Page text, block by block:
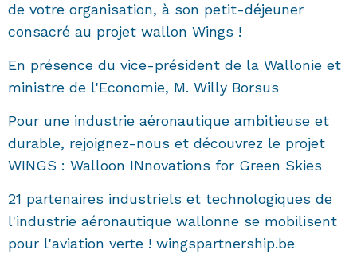
de votre organisation, à son petit-déjeuner
consacré au projet wallon Wings !
En présence du vice-président de la Wallonie et
ministre de l'Economie, M. Willy Borsus
Pour une industrie aéronautique ambitieuse et
durable, rejoignez-nous et découvrez le projet
WINGS : Walloon INnovations for Green Skies
21 partenaires industriels et technologiques de
l'industrie aéronautique wallonne se mobilisent
pour l'aviation verte ! wingspartnership.be